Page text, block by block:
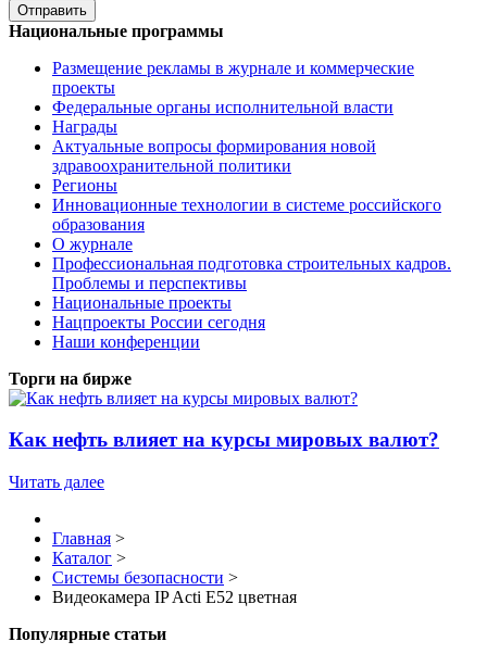
Национальные программы
Размещение рекламы в журнале и коммерческие
проекты
Федеральные органы исполнительной власти
Награды
Актуальные вопросы формирования новой
здравоохранительной политики
Регионы
Инновационные технологии в системе российского
образования
О журнале
Профессиональная подготовка строительных кадров.
Проблемы и перспективы
Национальные проекты
Нацпроекты России сегодня
Наши конференции
Торги на бирже
Как нефть влияет на курсы мировых валют?
Читать далее
Главная >
Каталог >
Системы безопасности >
Видеокамера IP Acti E52 цветная
Популярные статьи